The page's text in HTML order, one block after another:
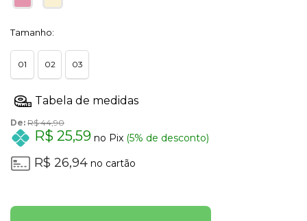
Tamanho:
01 02 03
De: R$ 44,90
R$ 25,59 no Pix (5% de desconto)
R$ 26,94 no cartão